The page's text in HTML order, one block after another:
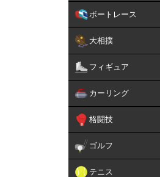
ボートレース
大相撲
フィギュア
カーリング
格闘技
ゴルフ
テニス